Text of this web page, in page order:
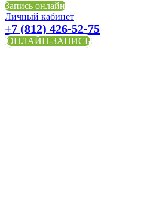
Запись онлайн
Личный кабинет
+7 (812) 426-52-75
ОНЛАЙН-ЗАПИСЬ